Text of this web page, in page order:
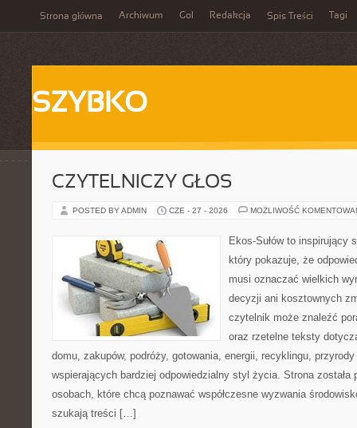
Strona główna Archiwum Gol Redakcja Spis Treści Tagi
SZYBKO
CZYTELNICZY GŁOS
POSTED BY ADMIN CZE - 27 - 2026 MOŻLIWOŚĆ
Ekos-Sułów to inspirujący
który pokazuje, że
musi oznaczać wielkich
decyzji ani kosztownych
czytelnik może znaleźć
oraz rzetelne teksty
domu, zakupów, podróży, gotowania, energii, recyklingu,
wspierających bardziej odpowiedzialny styl życia. Strona została
osobach, które chcą poznawać współczesne wyzwania
szukają treści […]